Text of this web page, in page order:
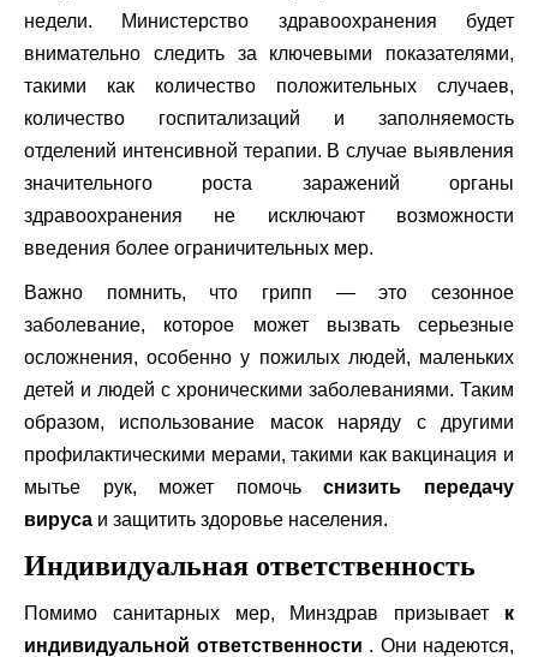
недели. Министерство здравоохранения будет
внимательно следить за ключевыми показателями,
такими как количество положительных случаев,
количество госпитализаций и заполняемость
отделений интенсивной терапии. В случае выявления
значительного роста заражений органы
здравоохранения не исключают возможности
введения более ограничительных мер.
Важно помнить, что грипп — это сезонное
заболевание, которое может вызвать серьезные
осложнения, особенно у пожилых людей, маленьких
детей и людей с хроническими заболеваниями. Таким
образом, использование масок наряду с другими
профилактическими мерами, такими как вакцинация и
мытье рук, может помочьснизить передачу
вируса и защитить здоровье населения.
Индивидуальная ответственность
Помимо санитарных мер, Минздрав призывает к
индивидуальной ответственности . Они надеются,